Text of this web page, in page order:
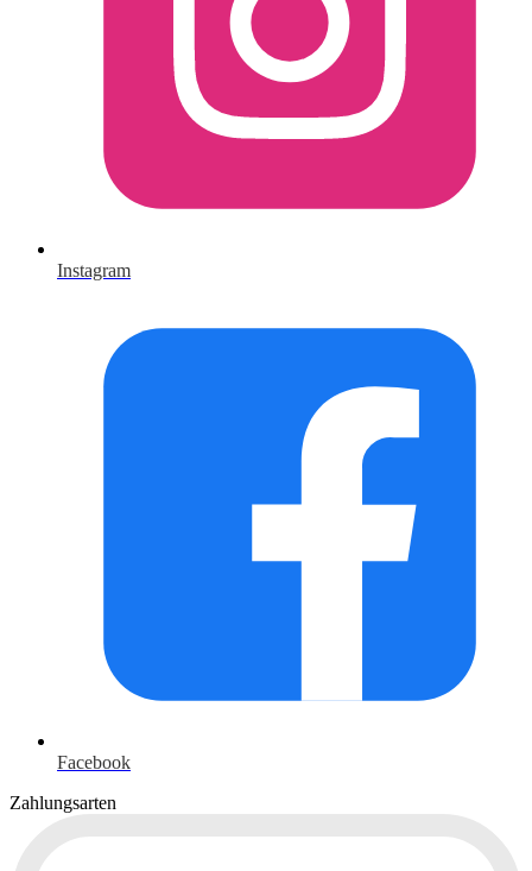
Facebook
Instagram
Zahlungsarten